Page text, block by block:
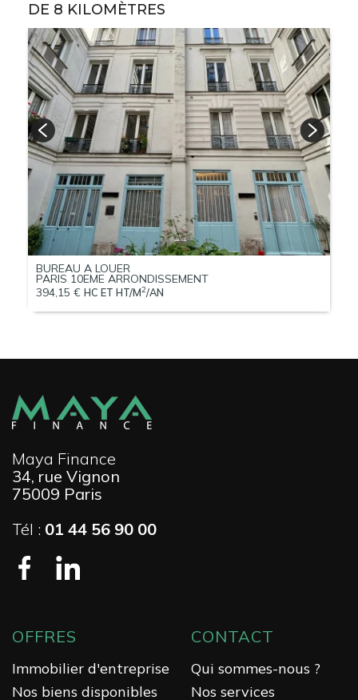
DE 8 KILOMÈTRES
BUREAU A LOUER
PARIS 10EME ARRONDISSEMENT
394,15 € HC ET HT/M2/AN
Maya Finance
34, rue Vignon
75009 Paris
Tél : 01 44 56 90 00
OFFRES
Immobilier d'entreprise
Nos biens disponibles
CONTACT
Qui sommes-nous ?
Nos services